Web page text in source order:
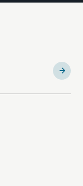
Braga
+351